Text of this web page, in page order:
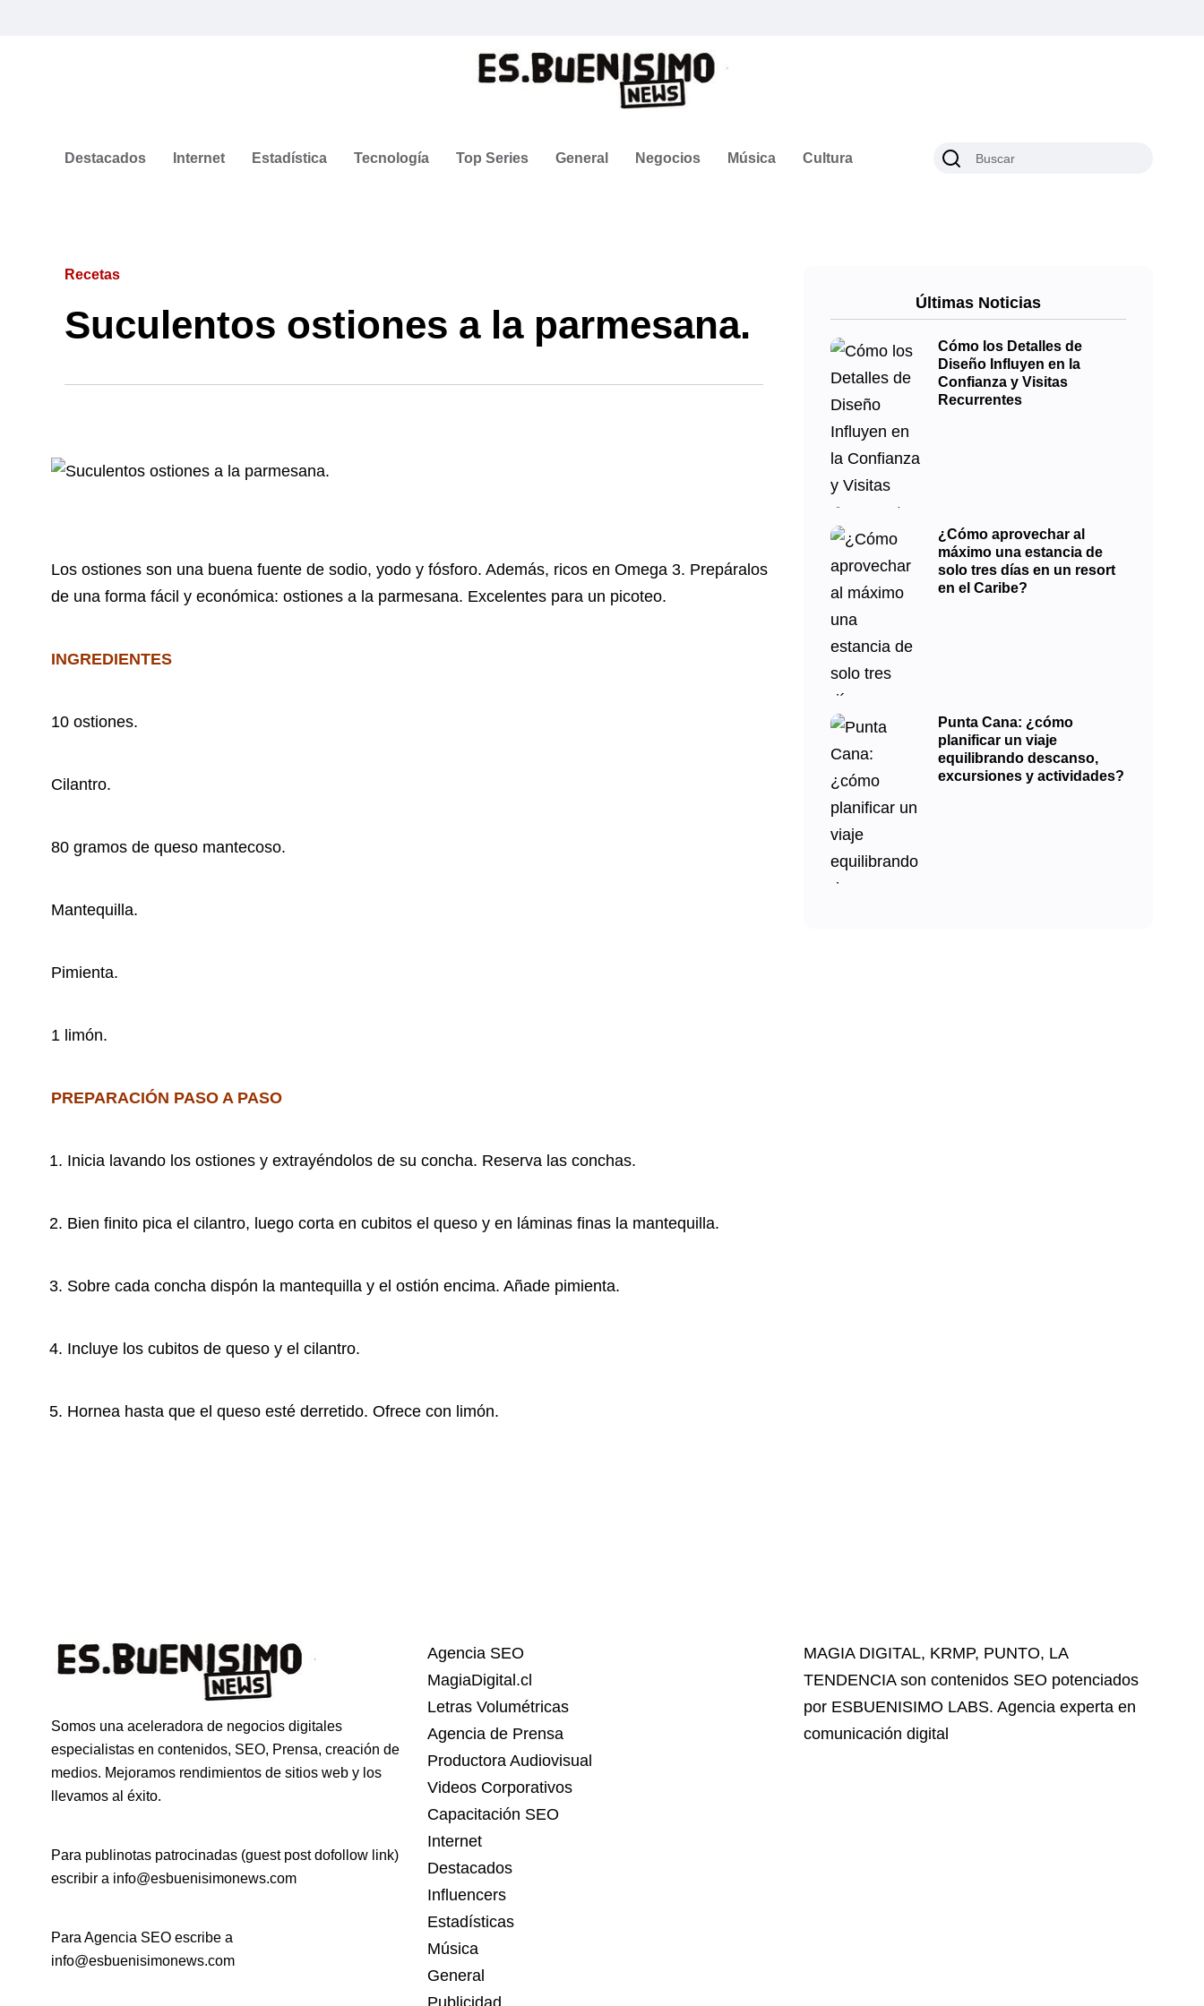
Destacados Internet Estadística Tecnología Top Series General Negocios Música Cultura
Recetas
Suculentos ostiones a la parmesana.
Los ostiones son una buena fuente de sodio, yodo y fósforo. Además, ricos en Omega 3. Prepáralos
de una forma fácil y económica: ostiones a la parmesana. Excelentes para un picoteo.
INGREDIENTES
10 ostiones.
Cilantro.
80 gramos de queso mantecoso.
Mantequilla.
Pimienta.
1 limón.
PREPARACIÓN PASO A PASO
Inicia lavando los ostiones y extrayéndolos de su concha. Reserva las conchas.
Bien finito pica el cilantro, luego corta en cubitos el queso y en láminas finas la mantequilla.
Sobre cada concha dispón la mantequilla y el ostión encima. Añade pimienta.
Incluye los cubitos de queso y el cilantro.
Hornea hasta que el queso esté derretido. Ofrece con limón.
Últimas Noticias
Cómo los Detalles de
Diseño Influyen en la
Confianza y Visitas
Recurrentes
¿Cómo aprovechar al
máximo una estancia de
solo tres días en un resort
en el Caribe?
Punta Cana: ¿cómo
planificar un viaje
equilibrando descanso,
excursiones y actividades?
Somos una aceleradora de negocios digitales
especialistas en contenidos, SEO, Prensa, creación de
medios. Mejoramos rendimientos de sitios web y los
llevamos al éxito.
Para publinotas patrocinadas (guest post dofollow link)
escribir a info@esbuenisimonews.com
Para Agencia SEO escribe a
info@esbuenisimonews.com
Agencia SEO
MagiaDigital.cl
Letras Volumétricas
Agencia de Prensa
Productora Audiovisual
Videos Corporativos
Capacitación SEO
Internet
Destacados
Influencers
Estadísticas
Música
General
MAGIA DIGITAL, KRMP, PUNTO, LA
TENDENCIAson contenidos SEO potenciados
por ESBUENISIMO LABS. Agencia experta en
comunicación digital